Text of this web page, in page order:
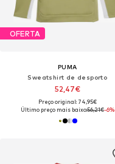
OFERTA
PUMA
Sweatshirt de desporto
52,47€
Preço original: 74,95€
Último preço mais baixo:56,21€-6%